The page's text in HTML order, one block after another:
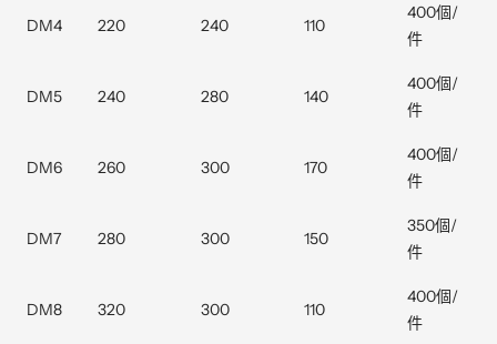
DM4 220 240 110
400個/
件
DM5 240 280 140
400個/
件
DM6 260 300 170
400個/
件
DM7 280 300 150
350個/
件
DM8 320 300 110
400個/
件